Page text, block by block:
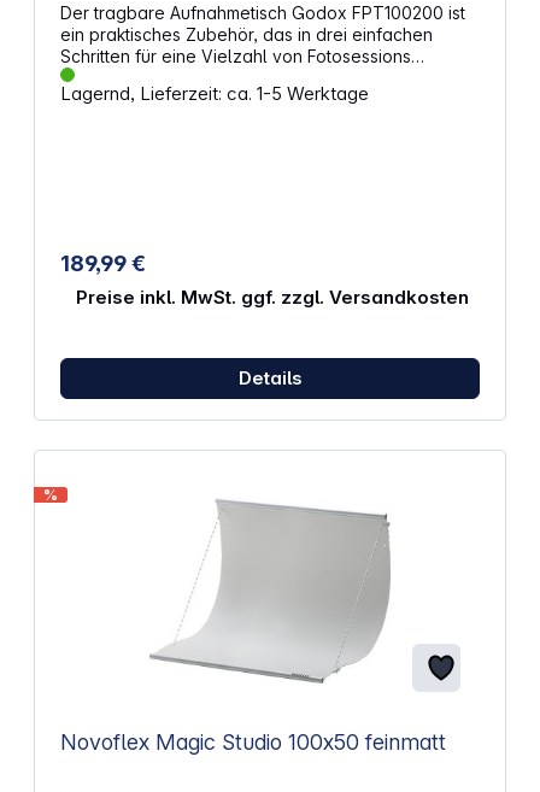
Der tragbare Aufnahmetisch Godox FPT100200 ist
ein praktisches Zubehör, das in drei einfachen
Schritten für eine Vielzahl von Fotosessions
mühelos auf- und abgebaut werden kann. Er ist
ideal für große Produktfotografie, E-Commerce-
Lagernd, Lieferzeit: ca. 1-5 Werktage
189,99 €
Preise inkl. MwSt. ggf. zzgl. Versandkosten
Details
%
Novoflex Magic Studio 100x50 feinmatt